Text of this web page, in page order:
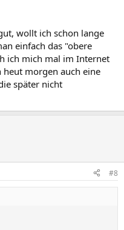
wollt ich schon lange
einfach das "obere
ich mich mal im Internet
heut morgen auch eine
später nicht
#8